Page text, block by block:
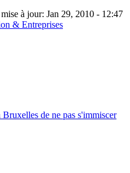
à jour: Jan 29, 2010 - 12:47
& Entreprises
de ne pas s'immiscer